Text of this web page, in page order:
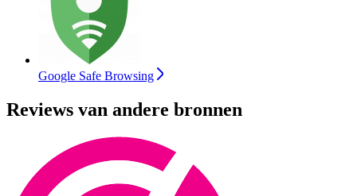
Google Safe Browsing
Reviews van andere bronnen